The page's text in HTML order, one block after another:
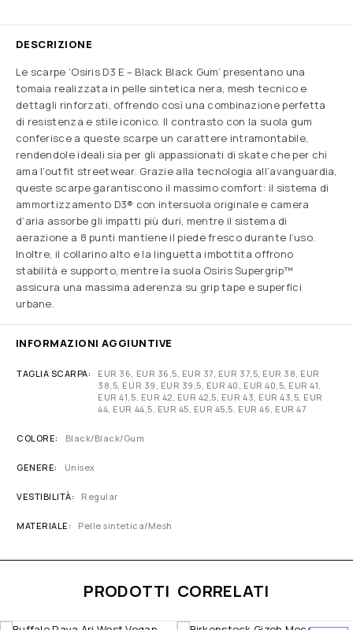
DESCRIZIONE
Le scarpe ‘Osiris D3 E – Black Black Gum’ presentano una
tomaia realizzata in pelle sintetica nera, mesh tecnico e
dettagli rinforzati, offrendo così una combinazione perfetta
di resistenza e stile iconico. Il contrasto con la suola gum
conferisce a queste scarpe un carattere intramontabile,
rendendole ideali sia per gli appassionati di skate che per chi
ama l’outfit streetwear. Grazie alla tecnologia all’avanguardia,
queste scarpe garantiscono il massimo comfort: il sistema di
ammortizzamento D3® con intersuola originale e camera
d’aria assorbe gli impatti più duri, mentre il sistema di
aerazione a 8 punti mantiene il piede fresco durante l’uso.
Inoltre, il collarino alto e la linguetta imbottita offrono
stabilità e supporto, mentre la suola Osiris Supergrip™
assicura una massima aderenza su grip tape e superfici
urbane.
INFORMAZIONI AGGIUNTIVE
TAGLIA SCARPA
EUR 36, EUR 36,5, EUR 37, EUR 37,5, EUR 38, EUR
38,5, EUR 39, EUR 39,5, EUR 40, EUR 40,5, EUR 41,
EUR 41,5, EUR 42, EUR 42,5, EUR 43, EUR 43,5, EUR
44, EUR 44,5, EUR 45, EUR 45,5, EUR 46, EUR 47
COLORE Black/Black/Gum
GENERE Unisex
VESTIBILITÀ Regular
MATERIALE Pelle sintetica/Mesh
PRODOTTI CORRELATI